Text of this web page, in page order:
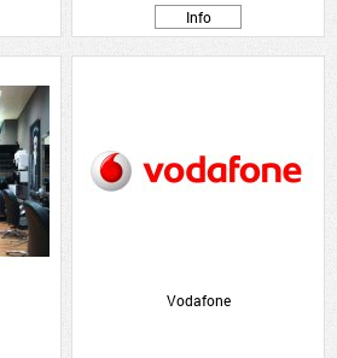
Info
Vodafone